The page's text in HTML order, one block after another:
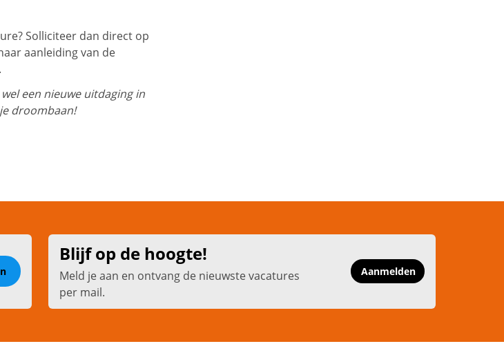
Solliciteer dan direct op
aanleiding van de
een nieuwe uitdaging in
droombaan!
Blijf op de hoogte!
Meld je aan en ontvang de nieuwste vacatures
per mail.
Aanmelden